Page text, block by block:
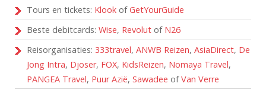
Tours en tickets: Klook ofGetYourGuide
Beste debitcards: Wise, Revolut of N26
Reisorganisaties: 333travel, ANWB Reizen, AsiaDirect, De
Jong Intra, Djoser, FOX, KidsReizen, Nomaya Travel,
PANGEA Travel, Puur Azië, Sawadee ofVan Verre